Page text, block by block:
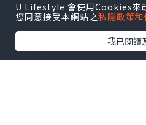
今年Kiehl’s請來法
Faure為精選明星產
新衣！Marylou
U Lifestyle 會使用Cookies來
您同意接受本網站之私隱政策
我已閱讀